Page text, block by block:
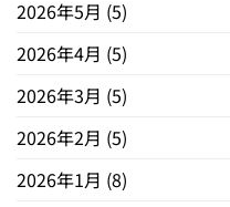
2026年5月 (5)
2026年4月 (5)
2026年3月 (5)
2026年2月 (5)
2026年1月 (8)